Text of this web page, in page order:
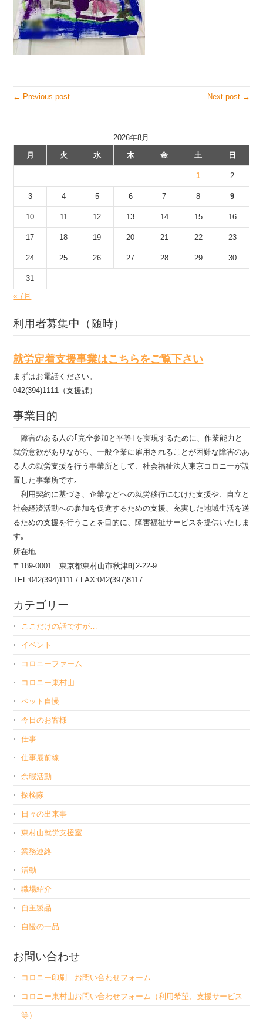
← Previous post Next post →
2026年8月
月
火 水 木 金 土 日
1 2
3 4 5 6 7 8 9
10 11 12 13 14 15 16
17 18 19 20 21 22 23
24 25 26 27 28 29 30
31
« 7月
利用者募集中（随時）
就労定着支援事業はこちらをご覧下さい
まずはお電話ください。
042(394)1111（支援課）
事業目的
障害のある人の｢完全参加と平等｣を実現するために、作業能力と
就労意欲がありながら、一般企業に雇用されることが困難な障害のあ
る人の就労支援を行う事業所として、社会福祉法人東京コロニーが設
置した事業所です｡
利用契約に基づき、企業などへの就労移行にむけた支援や、自立と
社会経済活動への参加を促進するための支援、充実した地域生活を送
るための支援を行うことを目的に、障害福祉サービスを提供いたしま
す｡
所在地
〒189-0001 東京都東村山市秋津町2-22-9
TEL:042(394)1111 / FAX:042(397)8117
カテゴリー
ここだけの話ですが…
イベント
コロニーファーム
コロニー東村山
ペット自慢
今日のお客様
仕事
仕事最前線
余暇活動
探検隊
日々の出来事
東村山就労支援室
業務連絡
活動
職場紹介
自主製品
自慢の一品
お問い合わせ
コロニー印刷 お問い合わせフォーム
コロニー東村山お問い合わせフォーム（利用希望、支援サービス
等）